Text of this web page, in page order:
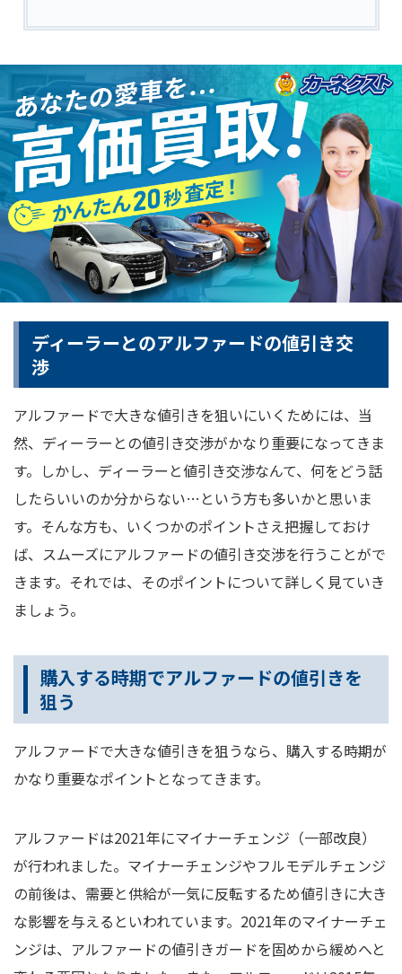
ディーラーとのアルファードの値引き交
渉
アルファードで大きな値引きを狙いにいくためには、当
然、ディーラーとの値引き交渉がかなり重要になってきま
す。しかし、ディーラーと値引き交渉なんて、何をどう話
したらいいのか分からない…という方も多いかと思いま
す。そんな方も、いくつかのポイントさえ把握しておけ
ば、スムーズにアルファードの値引き交渉を行うことがで
きます。それでは、そのポイントについて詳しく見ていき
ましょう。
購入する時期でアルファードの値引きを
狙う
アルファードで大きな値引きを狙うなら、購入する時期が
かなり重要なポイントとなってきます。
アルファードは2021年にマイナーチェンジ（一部改良）
が行われました。マイナーチェンジやフルモデルチェンジ
の前後は、需要と供給が一気に反転するため値引きに大き
な影響を与えるといわれています。2021年のマイナーチェ
ンジは、アルファードの値引きガードを固めから緩めへと